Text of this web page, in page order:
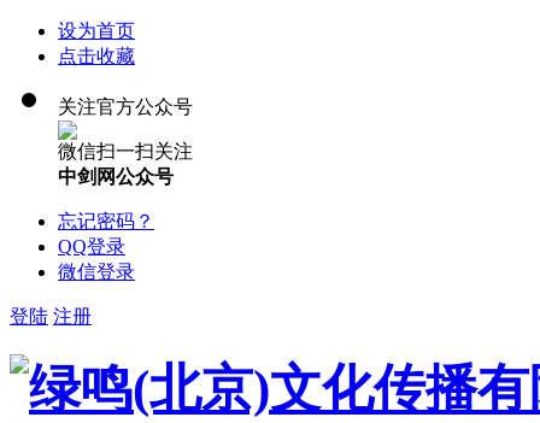
设为首页
点击收藏
关注官方公众号
微信扫一扫关注
中剑网公众号
忘记密码？
QQ登录
微信登录
登陆 注册